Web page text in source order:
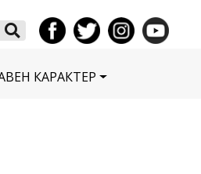
Search
КАРАКТЕР